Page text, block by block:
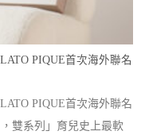
PIQUE首次海外聯名
PIQUE首次海外聯名
雙系列」育兒史上最軟